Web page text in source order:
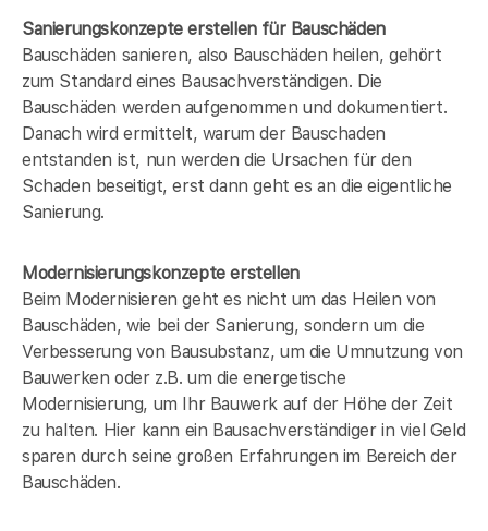
Sanierungskonzepte erstellen für Bauschäden
Bauschäden sanieren, also Bauschäden heilen, gehört
zum Standard eines Bausachverständigen. Die
Bauschäden werden aufgenommen und dokumentiert.
Danach wird ermittelt, warum der Bauschaden
entstanden ist, nun werden die Ursachen für den
Schaden beseitigt, erst dann geht es an die eigentliche
Sanierung.
Modernisierungskonzepte erstellen
Beim Modernisieren geht es nicht um das Heilen von
Bauschäden, wie bei der Sanierung, sondern um die
Verbesserung von Bausubstanz, um die Umnutzung von
Bauwerken oder z.B. um die energetische
Modernisierung, um Ihr Bauwerk auf der Höhe der Zeit
zu halten. Hier kann ein Bausachverständiger in viel Geld
sparen durch seine großen Erfahrungen im Bereich der
Bauschäden.